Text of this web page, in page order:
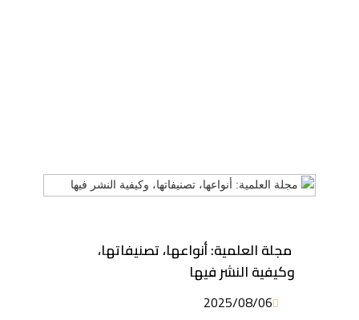
مجلة العلمية: أنواعها، تصنيفاتها،
وكيفية النشر فيها
2025/08/06